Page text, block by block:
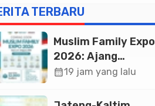
Kebangkitan Ekonomi
Halal di Jakarta
TERBARU
Muslim Family Expo
2026: Ajang
Silaturahim dan
Ekonomi Halal di
calendar_month19 jam yang lalu